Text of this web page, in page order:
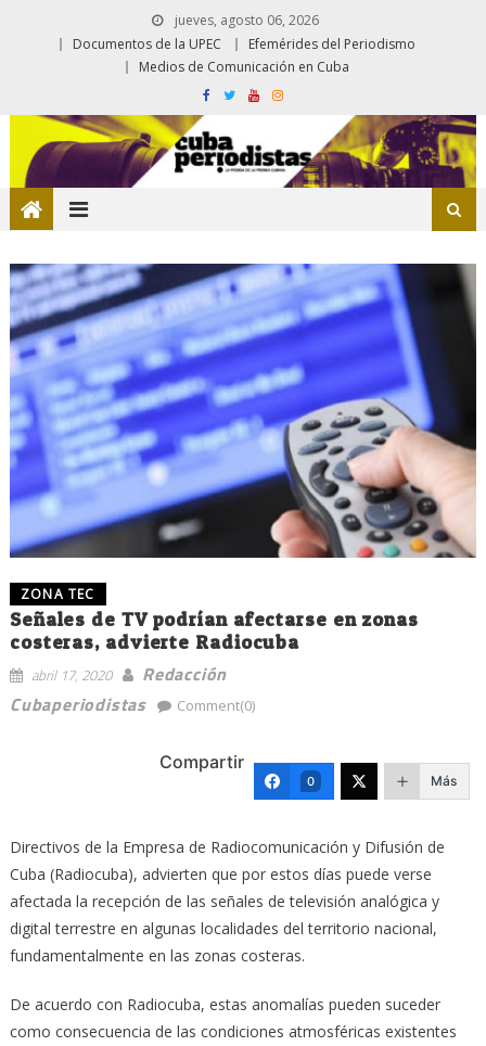
jueves, agosto 06, 2026
Documentos de la UPEC
Efemérides del Periodismo
Medios de Comunicación en Cuba
ZONA TEC
Señales de TV podrían afectarse en zonas
costeras, advierte Radiocuba
abril 17, 2020
Redacción
Cubaperiodistas
Comment(0)
Compartir
0 Más
Directivos de la Empresa de Radiocomunicación y Difusión de
Cuba (Radiocuba), advierten que por estos días puede verse
afectada la recepción de las señales de televisión analógica y
digital terrestre en algunas localidades del territorio nacional,
fundamentalmente en las zonas costeras.
De acuerdo con Radiocuba, estas anomalías pueden suceder
como consecuencia de las condiciones atmosféricas existentes